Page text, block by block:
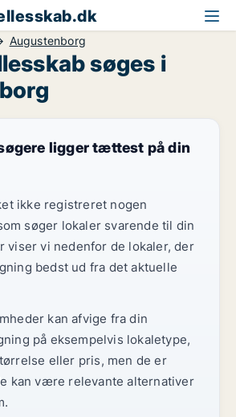
Augustenborg
søges i
ligger tættest på din
ikke registreret nogen
søger lokaler svarende til din
viser vi nedenfor de lokaler, der
bedst ud fra det aktuelle
kan afvige fra din
på eksempelvis lokaletype,
eller pris, men de er
kan være relevante alternativer